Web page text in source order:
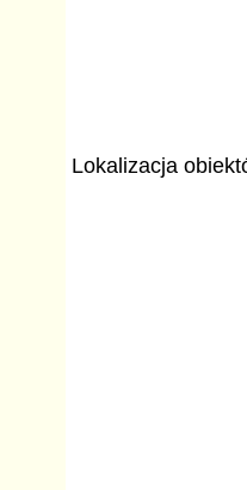
Lokalizacja